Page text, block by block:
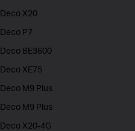
Deco X20
Deco P7
Deco BE3600
Deco XE75
Deco M9 Plus
Deco M9 Plus
Deco X20-4G